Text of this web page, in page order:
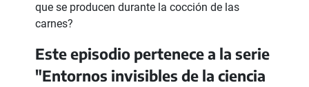
que se producen durante la cocción de las
carnes?
Este episodio pertenece a la serie
"Entornos invisibles de la ciencia